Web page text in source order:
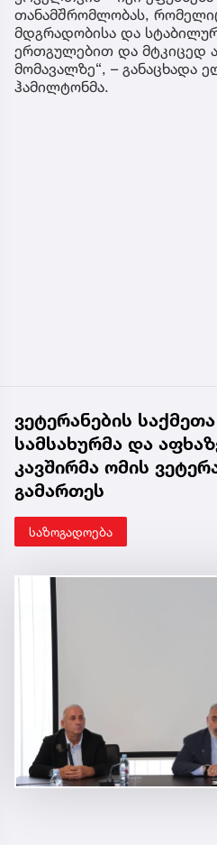
თანამშრომლობას,
მდგრადობისა და
ერთგულებით და მტკიცედ
მომავალზე“, – განაცხადა
ჰამილტონმა.
ვეტერანების
სამსახურმა და
კავშირმა ომის
გამართეს
საზოგადოება